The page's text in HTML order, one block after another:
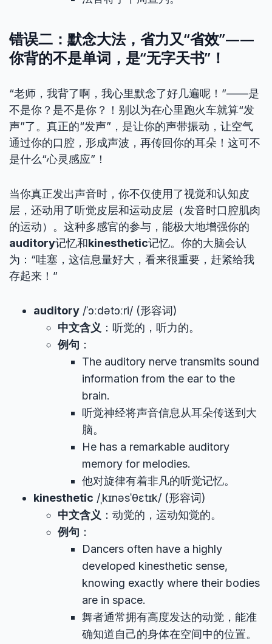
错误二：默念大法，省力又“省效”——
你背的不是单词，是“无字天书”！
“老师，我背了啊，我心里默念了好几遍呢！”——是
不是你？是不是你？！别以为在心里跑火车就算“发
声”了。真正的“发声”，是让你的声带振动，让空气
通过你的口腔，形成声波，再传回你的耳朵！这可不
是什么“心灵感应”！
当你真正发出声音时，你不仅使用了视觉和认知皮
层，还动用了听觉皮层和运动皮层（发音时口腔肌肉
的运动）。这种多感官的参与，能极大地增强你的
auditory记忆和kinesthetic记忆。你的大脑会认
为：“哇塞，这信息量好大，看来很重要，赶紧给我
存起来！”
auditory /ˈɔːdətɔːri/ (形容词)
中文含义 ：听觉的，听力的。
例句 ：
The auditory nerve transmits sound
information from the ear to the
brain.
听觉神经将声音信息从耳朵传送到大
脑。
He has a remarkable auditory
memory for melodies.
他对旋律有着非凡的听觉记忆。
kinesthetic /ˌkɪnəsˈθɛtɪk/ (形容词)
中文含义 ：动觉的，运动知觉的。
例句 ：
Dancers often have a highly
developed kinesthetic sense,
knowing exactly where their bodies
are in space.
舞者通常拥有高度发达的动觉，能准
确知道自己的身体在空间中的位置。